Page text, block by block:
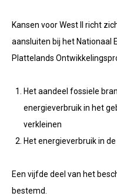
Kansen voor West II richt
aansluiten bij het Nationaal
Plattelands
Het aandeel fossiele
energieverbruik in het
verkleinen
Het energieverbruik in
Een vijfde deel van het
bestemd.